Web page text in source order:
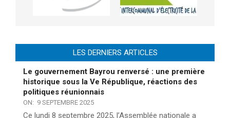
LES DERNIERS ARTICLES
Le gouvernement Bayrou renversé : une première
historique sous la Ve République, réactions des
politiques réunionnais
ON: 9 SEPTEMBRE 2025
Ce lundi 8 septembre 2025, l’Assemblée nationale a